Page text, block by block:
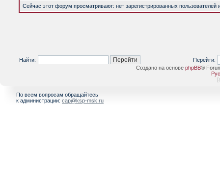
Сейчас этот форум просматривают: нет зарегистрированных пользователей
Найти:
Перейти:
Создано на основе phpBB®
[
По всем вопросам обращайтесь
к администрации: cap@ksp-msk.ru